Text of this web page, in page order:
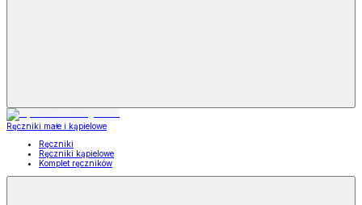
Ręczniki małe i kąpielowe
Ręczniki
Ręczniki kąpielowe
Komplet ręczników